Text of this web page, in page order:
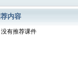
内容
没有推荐课件